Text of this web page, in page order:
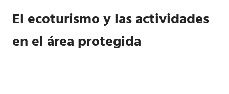
El ecoturismo y las actividades
en el área protegida